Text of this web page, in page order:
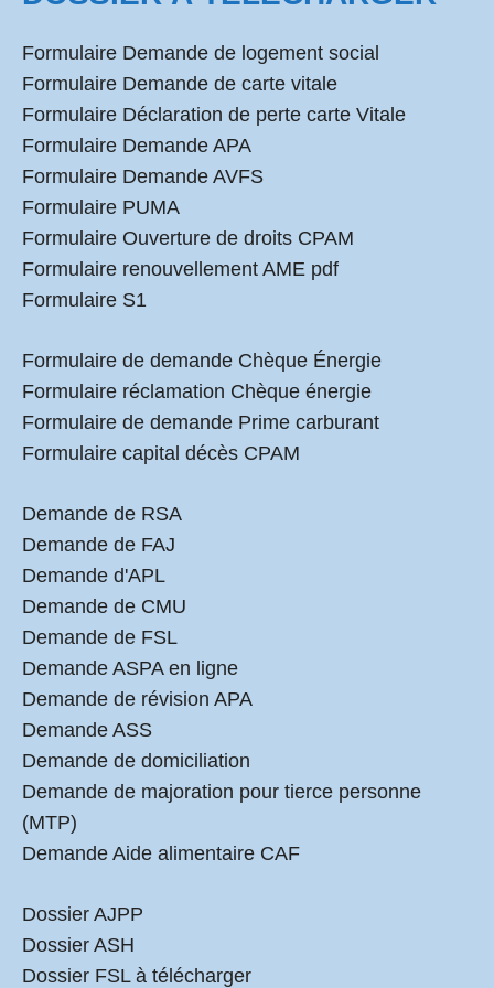
Formulaire Demande de logement social
Formulaire Demande de carte vitale
Formulaire Déclaration de perte carte Vitale
Formulaire Demande APA
Formulaire Demande AVFS
Formulaire PUMA
Formulaire Ouverture de droits CPAM
Formulaire renouvellement AME pdf
Formulaire S1
Formulaire de demande Chèque Énergie
Formulaire réclamation Chèque énergie
Formulaire de demande Prime carburant
Formulaire capital décès CPAM
Demande de RSA
Demande de FAJ
Demande d'APL
Demande de CMU
Demande de FSL
Demande ASPA en ligne
Demande de révision APA
Demande ASS
Demande de domiciliation
Demande de majoration pour tierce personne
(MTP)
Demande Aide alimentaire CAF
Dossier AJPP
Dossier ASH
Dossier FSL à télécharger